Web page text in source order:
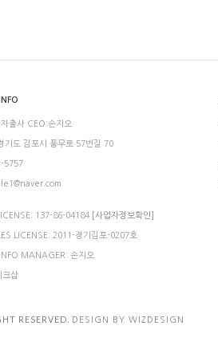
출사 CEO:손지오
기도 김포시 풍무로 57번길 70
5757
137-86-04184 [사업자정보확인]
LICENSE: 2011-경기김포-0207호
MANAGER: 손지오
크샵
RESERVED. DESIGN BY WIZDESIGN